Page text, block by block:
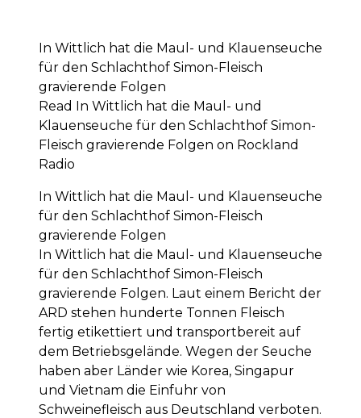
In Wittlich hat die Maul- und Klauenseuche
für den Schlachthof Simon-Fleisch
gravierende Folgen
Read In Wittlich hat die Maul- und
Klauenseuche für den Schlachthof Simon-
Fleisch gravierende Folgen on Rockland
Radio
In Wittlich hat die Maul- und Klauenseuche
für den Schlachthof Simon-Fleisch
gravierende Folgen
In Wittlich hat die Maul- und Klauenseuche
für den Schlachthof Simon-Fleisch
gravierende Folgen. Laut einem Bericht der
ARD stehen hunderte Tonnen Fleisch
fertig etikettiert und transportbereit auf
dem Betriebsgelände. Wegen der Seuche
haben aber Länder wie Korea, Singapur
und Vietnam die Einfuhr von
Schweinefleisch aus Deutschland verboten.